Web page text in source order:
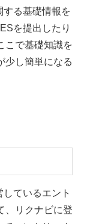
する基礎情報を
を提出したり
こで基礎知識を
少し簡単になる
ているエント
、リクナビに登